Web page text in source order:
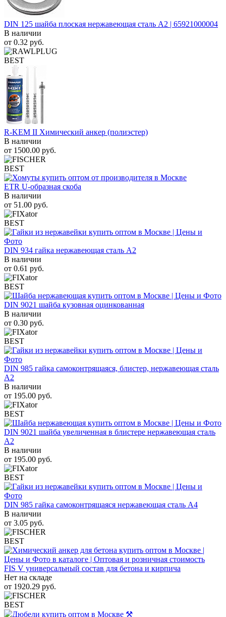
DIN 125 шайба плоская нержавеющая сталь A2 | 65921000004
В наличии
от 0.32 руб.
BEST
R-KEM II Химический анкер (полиэстер)
В наличии
от 1500.00 руб.
BEST
ETR U-образная скоба
В наличии
от 51.00 руб.
BEST
DIN 934 гайка нержавеющая сталь A2
В наличии
от 0.61 руб.
BEST
DIN 9021 шайба кузовная оцинкованная
В наличии
от 0.30 руб.
BEST
DIN 985 гайка самоконтрящаяся, блистер, нержавеющая сталь
A2
В наличии
от 195.00 руб.
BEST
DIN 9021 шайба увеличенная в блистере нержавеющая сталь
A2
В наличии
от 195.00 руб.
BEST
DIN 985 гайка самоконтрящаяся нержавеющая сталь A4
В наличии
от 3.05 руб.
BEST
FIS V универсальный состав для бетона и кирпича
Нет на складе
от 1920.29 руб.
BEST